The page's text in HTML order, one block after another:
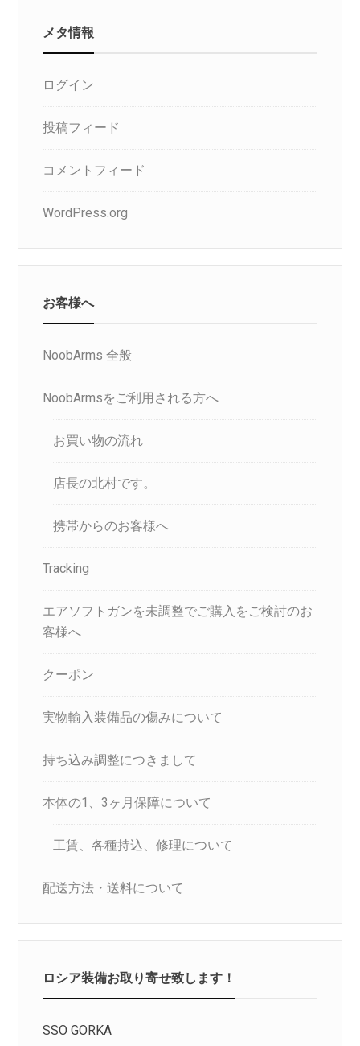
メタ情報
ログイン
投稿フィード
コメントフィード
WordPress.org
お客様へ
NoobArms 全般
NoobArmsをご利用される方へ
お買い物の流れ
店長の北村です。
携帯からのお客様へ
Tracking
エアソフトガンを未調整でご購入をご検討のお
客様へ
クーポン
実物輸入装備品の傷みについて
持ち込み調整につきまして
本体の1、3ヶ月保障について
工賃、各種持込、修理について
配送方法・送料について
ロシア装備お取り寄せ致します！
SSO GORKA